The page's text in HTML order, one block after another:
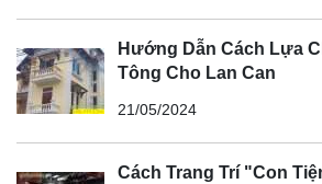
Hướng Dẫn Cách Lựa
Tông Cho Lan Can
21/05/2024
Cách Trang Trí "Con